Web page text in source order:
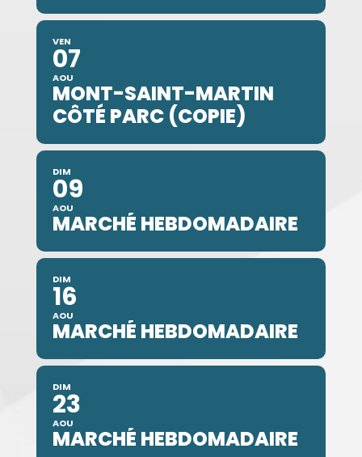
VEN
07
AOU
MONT-SAINT-MARTIN
CÔTÉ PARC (COPIE)
DIM
09
AOU
MARCHÉ HEBDOMADAIRE
DIM
16
AOU
MARCHÉ HEBDOMADAIRE
DIM
23
AOU
MARCHÉ HEBDOMADAIRE